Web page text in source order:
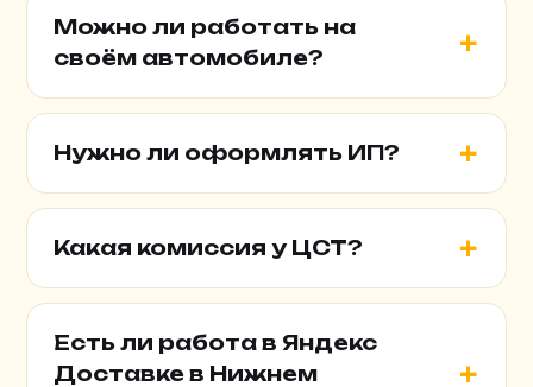
Можно ли работать на
своём автомобиле?
Нужно ли оформлять ИП?
Какая комиссия у ЦСТ?
Есть ли работа в Яндекс
Доставке в Нижнем